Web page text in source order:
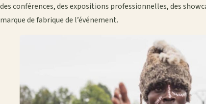
des conférences, des expositions professionnelles, des
marque de fabrique de l’événement.